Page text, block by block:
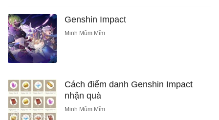
Genshin Impact
Minh Mũm Mĩm
Cách điểm danh Genshin Impact
nhận quà
Minh Mũm Mĩm